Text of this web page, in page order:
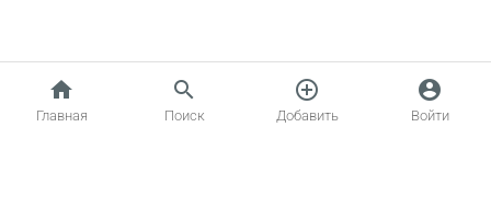
home
Главная
search
Поиск
add_circle_outline
Добавить
account_circle
Войти